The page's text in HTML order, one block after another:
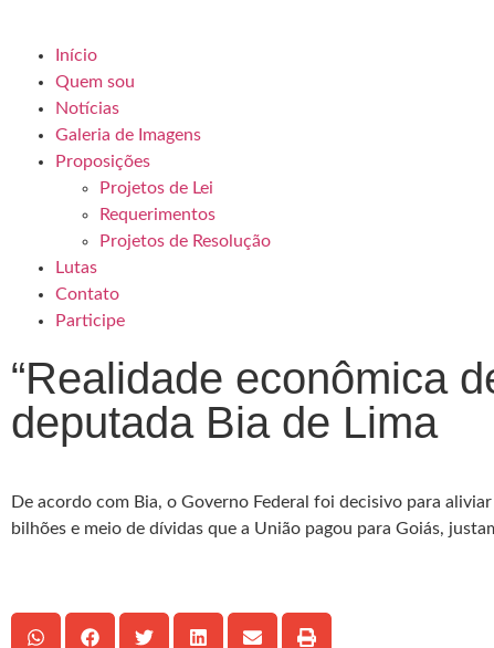
Início
Quem sou
Notícias
Galeria de Imagens
Proposições
Projetos de Lei
Requerimentos
Projetos de Resolução
Lutas
Contato
Participe
“Realidade econômica
deputada Bia de Lima
De acordo com Bia, o Governo Federal foi decisivo para
bilhões e meio de dívidas que a União pagou para Goiás,